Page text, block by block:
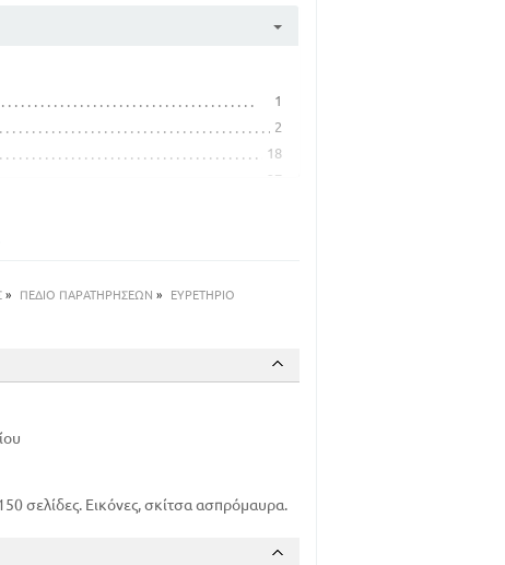
1
2
18
27
» ΠΕΔΙΟ ΠΑΡΑΤΗΡΗΣΕΩΝ »
ΕΥΡΕΤΗΡΙΟ
σελίδες. Εικόνες, σκίτσα ασπρόμαυρα.